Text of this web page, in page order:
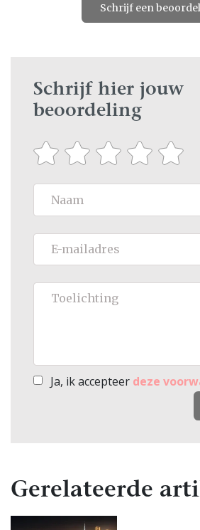
Schrijf een
Schrijf hier jouw
beoordeling
Ja, ik accepteer deze
Gerelateerde